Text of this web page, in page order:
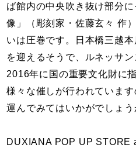
ば館内の中央吹き抜け部分
像」（彫刻家・佐藤玄々 作
いは圧巻です。日本橋三越
を迎えるそうで、ルネッサン
2016年に国の重要文化財に
様々な催しが行われていま
運んでみてはいかがでしょう
DUXIANA POP UP STORE